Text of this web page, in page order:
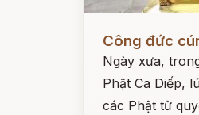
Công đức
Ngày xưa,
Phật Ca Diếp,
các Phật tử